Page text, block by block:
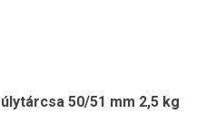
50/51 mm 2,5 kg